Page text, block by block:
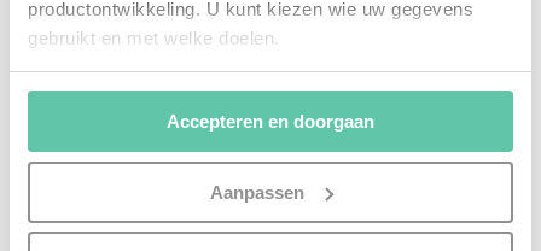
productontwikkeling. U kunt kiezen wie uw gegevens
gebruikt en met welke doelen.
Als u het toestaat, willen we ook graag:
Informatie verzamelen over uw geografische
locatie, die tot een paar meter nauwkeurig kan zijn
Uw apparaat identificeren door het actief te
scannen op specifieke eigenschappen (fingerprinting)
Accepteren en doorgaan
Aanpassen